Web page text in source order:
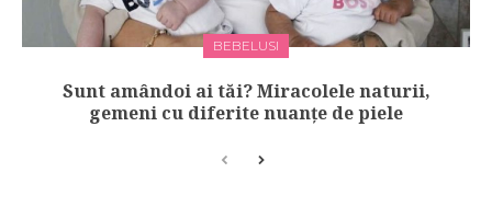
BEBELUSI
Sunt amândoi ai tăi? Miracolele naturii,
gemeni cu diferite nuanțe de piele